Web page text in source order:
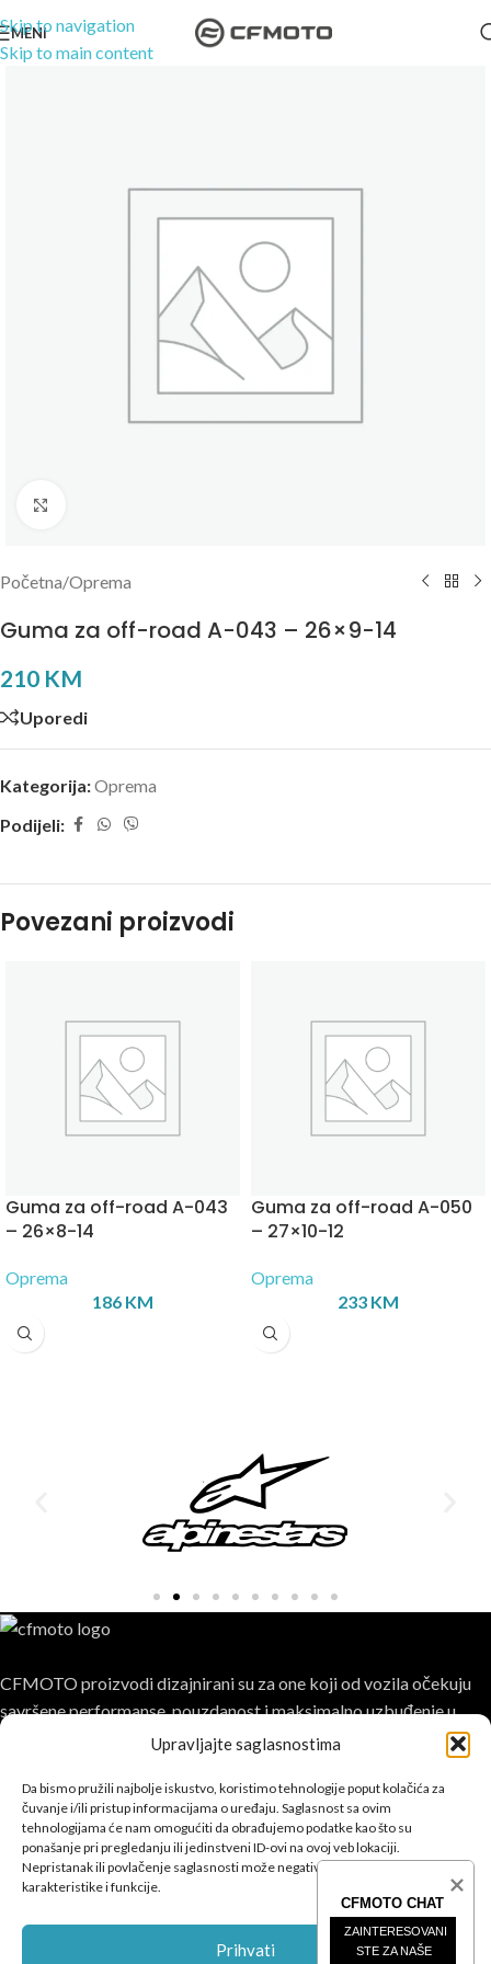
Upravljajte saglasnostima
Da bismo pružili najbolje iskustvo, koristimo tehnologije poput kolačića za
čuvanje i/ili pristup informacijama o uređaju. Saglasnost sa ovim
tehnologijama će nam omogućiti da obrađujemo podatke kao što su
ponašanje pri pregledanju ili jedinstveni ID-ovi na ovoj veb lokaciji.
Nepristanak ili povlačenje saglasnosti može negativno uticati na određene
karakteristike i funkcije.
Prihvati
Skip to navigation
Skip to main content
MENI
Početna/Oprema
Guma za off-road A-043 – 26×9-14
210 KM
Uporedi
Kategorija:Oprema
Podijeli:
Povezani proizvodi
Guma za off-road A-043
– 26×8-14
Oprema
186 KM
Guma za off-road A-050
– 27×10-12
Oprema
233 KM
CFMOTO proizvodi dizajnirani su za one koji od vozila očekuju
savršene performanse, pouzdanost i maksimalno uzbuđenje u
POSLJEDNJE SA BLOGA
ČETVEROTOČKAŠI
CFMOTO CHAT
ZAINTERESOVANI
STE ZA NAŠE